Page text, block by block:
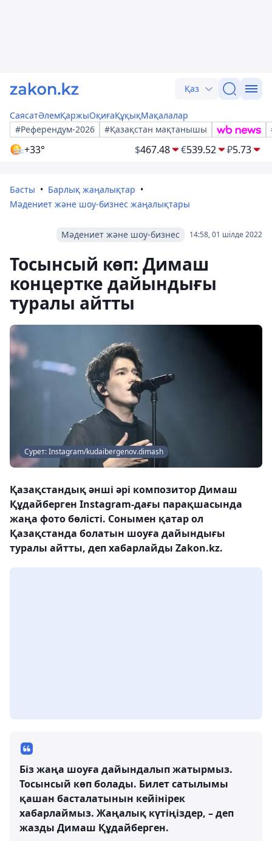
Қаз
СаясатӘлемҚаржыОқиғаҚұқықМақалалар
#Референдум-2026
#Қазақстан мақтанышы
+33° $467.48 €539.52 ₽5.73
Басты
Барлық жаңалықтар
Мәдениет және шоу-бизнес жаңалықтары
14:58, 01 шілде 2022
Мәдениет және шоу-бизнес
Тосынсый көп: Димаш
концертке дайындығы
туралы айтты
Сурет: Instagram/kudaibergenov.dimash
Қазақстандық әнші әрі композитор Димаш
Құдайберген Instagram-дағы парақшасында
жаңа фото бөлісті. Сонымен қатар ол
Қазақстанда болатын шоуға дайындығы
туралы айтты, деп хабарлайды Zakon.kz.
Біз жаңа шоуға дайындалып жатырмыз.
Тосынсый көп болады. Билет сатылымы
қашан басталатынын кейінірек
хабарлаймыз. Жаңалық күтіңіздер, – деп
жазды Димаш Құдайберген.